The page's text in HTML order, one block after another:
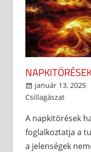
január 13, 2025
Csillagászat
A napkitörések
foglalkoztatja a
a jelenségek